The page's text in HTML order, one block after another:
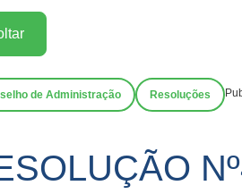
de Administração Resoluções